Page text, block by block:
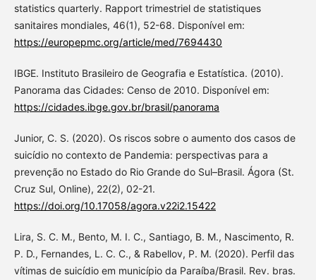
statistics quarterly. Rapport trimestriel de statistiques
sanitaires mondiales, 46(1), 52-68. Disponível em:
https://europepmc.org/article/med/7694430
IBGE. Instituto Brasileiro de Geografia e Estatística. (2010).
Panorama das Cidades: Censo de 2010. Disponível em:
https://cidades.ibge.gov.br/brasil/panorama
Junior, C. S. (2020). Os riscos sobre o aumento dos casos de
suicídio no contexto de Pandemia: perspectivas para a
prevenção no Estado do Rio Grande do Sul–Brasil. Ágora (St.
Cruz Sul, Online), 22(2), 02-21.
https://doi.org/10.17058/agora.v22i2.15422
Lira, S. C. M., Bento, M. I. C., Santiago, B. M., Nascimento, R.
P. D., Fernandes, L. C. C., & Rabellov, P. M. (2020). Perfil das
vítimas de suicídio em município da Paraíba/Brasil. Rev. bras.